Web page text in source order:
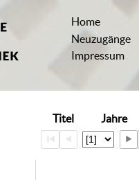
Home
Neuzugänge
Impressum
Titel Jahre